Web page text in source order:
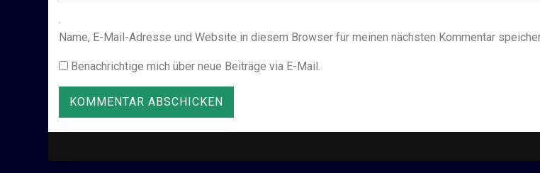
Name, E-Mail-Adresse und Website in diesem Browser für meinen nächsten Kommentar
Benachrichtige mich über neue Beiträge via E-Mail.